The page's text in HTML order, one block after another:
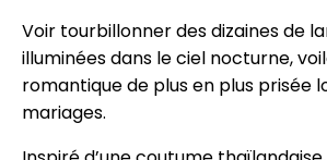
Voir tourbillonner des dizaines de
illuminées dans le ciel nocturne,
romantique de plus en plus prisée
mariages.